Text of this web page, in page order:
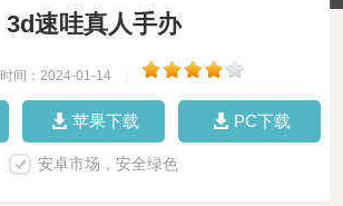
3d速哇真人手办
时间：2024-01-14
苹果下载 PC下载
安卓市场，安全绿色